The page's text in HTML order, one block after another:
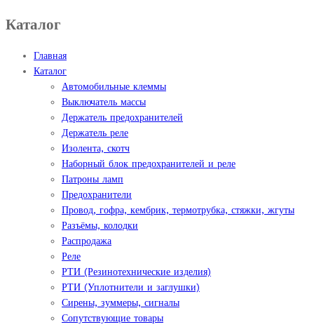
Каталог
Главная
Каталог
Автомобильные клеммы
Выключатель массы
Держатель предохранителей
Держатель реле
Изолента, скотч
Наборный блок предохранителей и реле
Патроны ламп
Предохранители
Провод, гофра, кембрик, термотрубка, стяжки, жгуты
Разъёмы, колодки
Распродажа
Реле
РТИ (Резинотехнические изделия)
РТИ (Уплотнители и заглушки)
Сирены, зуммеры, сигналы
Сопутствующие товары